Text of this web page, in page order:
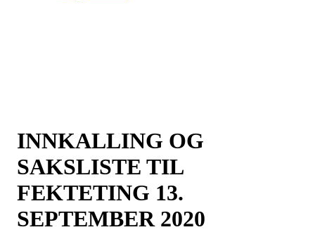
INNKALLING OG
SAKSLISTE TIL
FEKTETING 13.
SEPTEMBER 2020